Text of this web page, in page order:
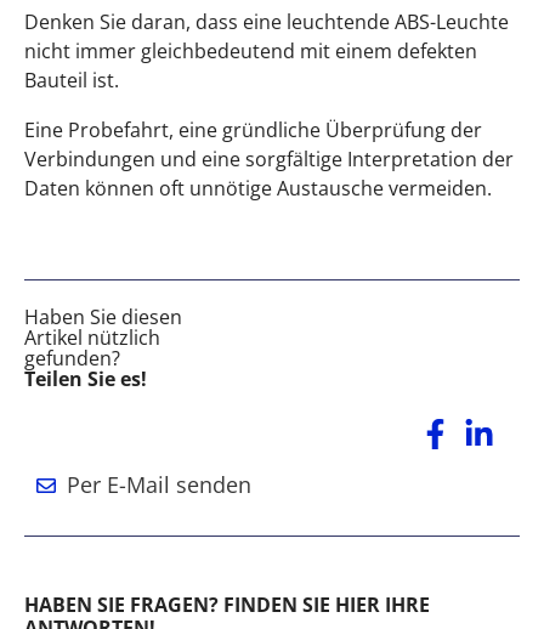
Denken Sie daran, dass eine leuchtende ABS-Leuchte
nicht immer gleichbedeutend mit einem defekten
Bauteil ist.
Eine Probefahrt, eine gründliche Überprüfung der
Verbindungen und eine sorgfältige Interpretation der
Daten können oft unnötige Austausche vermeiden.
Haben Sie diesen
Artikel nützlich
gefunden?
Teilen Sie es!
Per E-Mail senden
HABEN SIE FRAGEN? FINDEN SIE HIER IHRE